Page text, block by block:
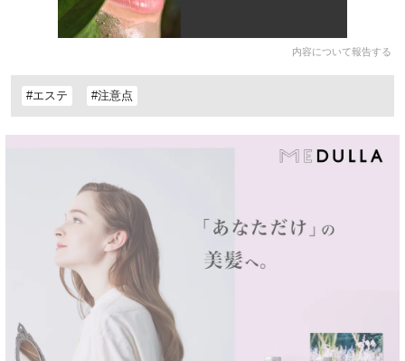
内容について報告する
#エステ #注意点